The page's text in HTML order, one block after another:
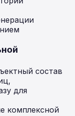
состав
для
комплексной